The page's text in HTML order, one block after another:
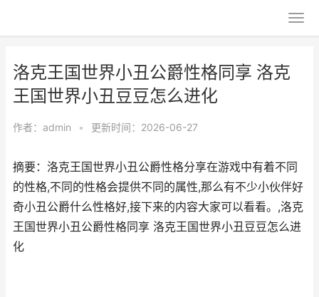
洛克王国世界小丑公爵性格同享 洛克
王国世界小丑豆豆怎么进化
作者： admin • 更新时间：2026-06-27
摘要：洛克王国世界小丑公爵性格分享在游戏中有着不同
的性格,不同的性格会提供不同的属性,那么有不少小伙伴好
奇小丑公爵什么性格好,接下来的内容大家可以看看。,洛克
王国世界小丑公爵性格同享 洛克王国世界小丑豆豆怎么进
化